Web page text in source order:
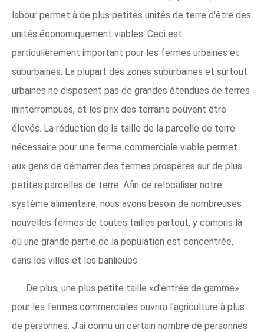
labour permet à de plus petites unités de terre d'être des
unités économiquement viables. Ceci est
particulièrement important pour les fermes urbaines et
suburbaines. La plupart des zones suburbaines et surtout
urbaines ne disposent pas de grandes étendues de terres
ininterrompues, et les prix des terrains peuvent être
élevés. La réduction de la taille de la parcelle de terre
nécessaire pour une ferme commerciale viable permet
aux gens de démarrer des fermes prospères sur de plus
petites parcelles de terre. Afin de relocaliser notre
système alimentaire, nous avons besoin de nombreuses
nouvelles fermes de toutes tailles partout, y compris là
où une grande partie de la population est concentrée,
dans les villes et les banlieues.
De plus, une plus petite taille «d'entrée de gamme»
pour les fermes commerciales ouvrira l'agriculture à plus
de personnes. J'ai connu un certain nombre de personnes